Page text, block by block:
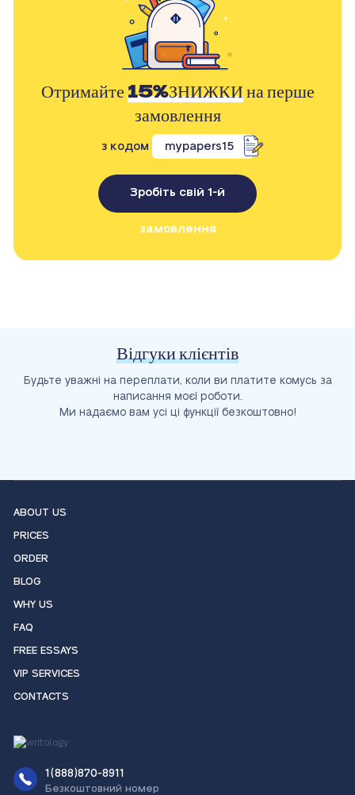
Отримайте15%ЗНИЖКИна перше
замовлення
з кодом mypapers15
Зробіть свій 1-й
замовлення
Відгуки клієнтів
Будьте уважні на переплати, коли ви платите комусь за
написання моєї роботи.
Ми надаємо вам усі ці функції безкоштовно!
ABOUT US
PRICES
ORDER
BLOG
WHY US
FAQ
FREE ESSAYS
VIP SERVICES
CONTACTS
1(888)870-8911
Безкоштовний номер